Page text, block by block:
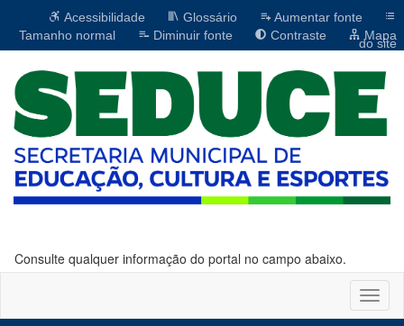
Acessibilidade Glossário
Aumentar fonte
Tamanho normal
Diminuir fonte Contraste Mapa
do site
Consulte qualquer informação do portal no campo abaixo.